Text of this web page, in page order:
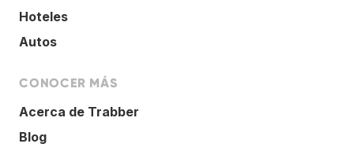
Hoteles
Autos
CONOCER MÁS
Acerca de Trabber
Blog